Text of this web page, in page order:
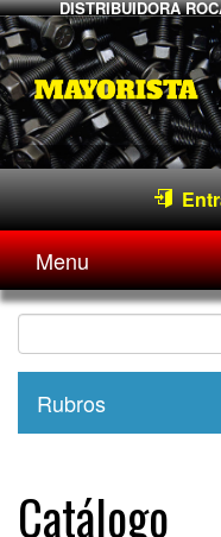
DISTRIBUIDORA
Menu
Rubros
Catálogo